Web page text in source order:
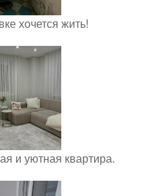
хочется жить!
и уютная квартира.